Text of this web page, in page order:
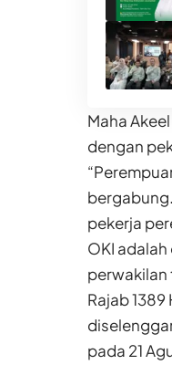
Maha
dengan
pekerja
OKI
perwakilan
Rajab
pada 21